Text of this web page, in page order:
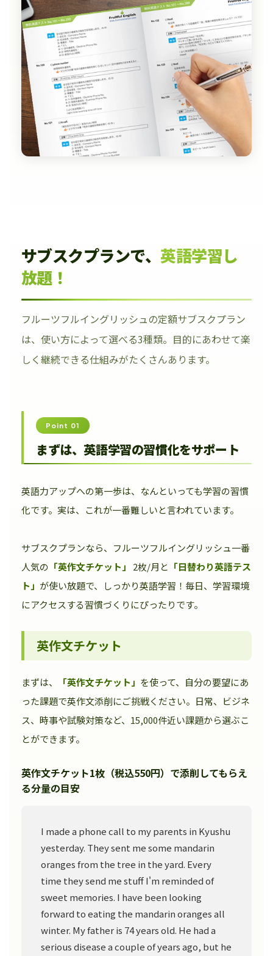
サブスクプランで、 英語学習し
放題！
フルーツフルイングリッシュの定額サブスクプラン
は、使い方によって選べる3種類。目的にあわせて楽
しく継続できる仕組みがたくさんあります。
Point 01
まずは、英語学習の習慣化をサポート
英語力アップへの第一歩は、なんといっても学習の習慣
化です。実は、これが一番難しいと言われています。
サブスクプランなら、フルーツフルイングリッシュ一番
人気の 「英作文チケット」 2枚/月と 「日替わり英語テス
ト」 が使い放題で、しっかり英語学習！毎日、学習環境
にアクセスする習慣づくりにぴったりです。
英作文チケット
まずは、 「英作文チケット」 を使って、自分の要望にあ
った課題で英作文添削にご挑戦ください。日常、ビジネ
ス、時事や試験対策など、15,000件近い課題から選ぶこ
とができます。
英作文チケット1枚（税込550円）で添削してもらえ
る分量の目安
I made a phone call to my parents in Kyushu
yesterday. They sent me some mandarin
oranges from the tree in the yard. Every
time they send me stuff I'm reminded of
sweet memories. I have been looking
forward to eating the mandarin oranges all
winter. My father is 74 years old. He had a
serious disease a couple of years ago, but he